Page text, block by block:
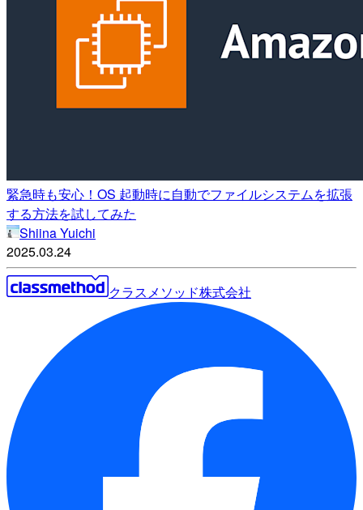
緊急時も安心！OS 起動時に自動でファイルシステムを拡張
する方法を試してみた
Shiina Yuichi
2025.03.24
クラスメソッド株式会社